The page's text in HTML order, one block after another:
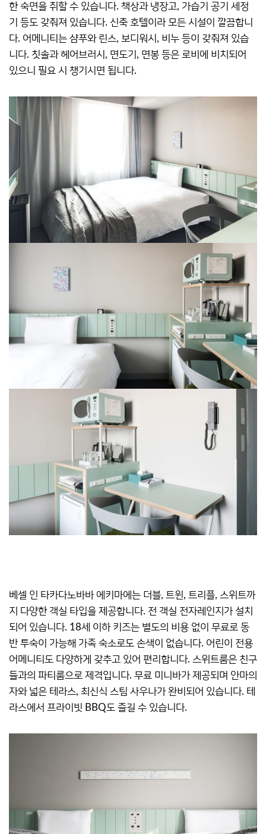
한 숙면을 취할 수 있습니다. 책상과 냉장고, 가습기 공기 세정
기 등도 갖춰져 있습니다. 신축 호텔이라 모든 시설이 깔끔합니
다. 어메니티는 샴푸와 린스, 보디워시, 비누 등이 갖춰져 있습
니다. 칫솔과 헤어브러시, 면도기, 면봉 등은 로비에 비치되어
있으니 필요 시 챙기시면 됩니다.
베셀 인 타카다노바바 에키마에는 더블, 트윈, 트리플, 스위트까
지 다양한 객실 타입을 제공합니다. 전 객실 전자레인지가 설치
되어 있습니다. 18세 이하 키즈는 별도의 비용 없이 무료로 동
반 투숙이 가능해 가족 숙소로도 손색이 없습니다. 어린이 전용
어메니티도 다양하게 갖추고 있어 편리합니다. 스위트룸은 친구
들과의 파티룸으로 제격입니다. 무료 미니바가 제공되며 안마의
자와 넓은 테라스, 최신식 스팀 사우나가 완비되어 있습니다. 테
라스에서 프라이빗 BBQ도 즐길 수 있습니다.